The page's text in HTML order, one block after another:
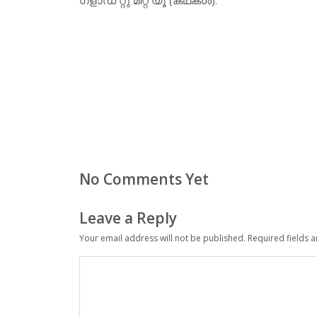
No Comments Yet
Leave a Reply
Your email address will not be published. Required fields